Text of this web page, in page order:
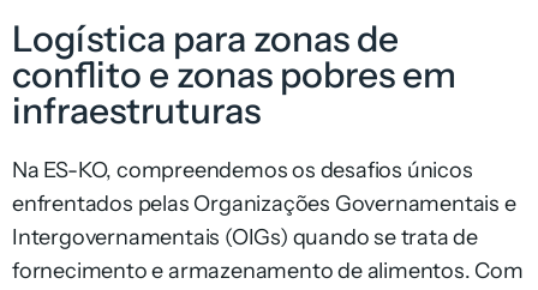
Logística para zonas de
conflito e zonas pobres em
infraestruturas
Na ES-KO, compreendemos os desafios únicos
enfrentados pelas Organizações Governamentais e
Intergovernamentais (OIGs) quando se trata de
fornecimento e armazenamento de alimentos. Com